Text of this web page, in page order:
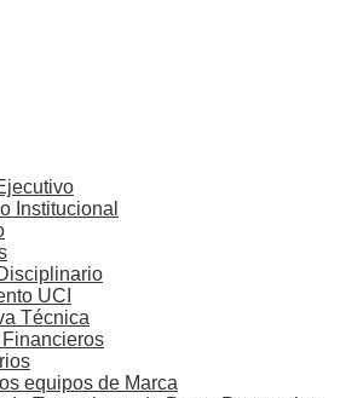
Institucional
UCI
Técnica
equipos de Marca